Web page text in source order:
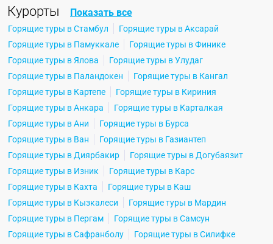
Курорты Показать все
Горящие туры в Стамбул
Горящие туры в Аксарай
Горящие туры в Памуккале
Горящие туры в Финике
Горящие туры в Ялова
Горящие туры в Улудаг
Горящие туры в Паландокен
Горящие туры в Кангал
Горящие туры в Картепе
Горящие туры в Кириния
Горящие туры в Анкара
Горящие туры в Карталкая
Горящие туры в Ани
Горящие туры в Бурса
Горящие туры в Ван
Горящие туры в Газиантеп
Горящие туры в Диярбакир
Горящие туры в Догубаязит
Горящие туры в Изник
Горящие туры в Карс
Горящие туры в Кахта
Горящие туры в Каш
Горящие туры в Кызкалеси
Горящие туры в Мардин
Горящие туры в Пергам
Горящие туры в Самсун
Горящие туры в Сафранболу
Горящие туры в Силифке